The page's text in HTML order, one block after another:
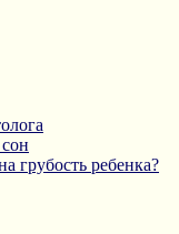
грубость ребенка?